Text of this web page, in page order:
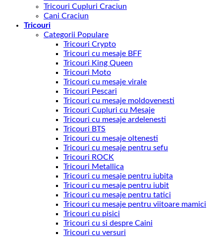
Tricouri Cupluri Craciun
Cani Craciun
Tricouri
Categorii Populare
Tricouri Crypto
Tricouri cu mesaje BFF
Tricouri King Queen
Tricouri Moto
Tricouri cu mesaje virale
Tricouri Pescari
Tricouri cu mesaje moldovenesti
Tricouri Cupluri cu Mesaje
Tricouri cu mesaje ardelenesti
Tricouri BTS
Tricouri cu mesaje oltenesti
Tricouri cu mesaje pentru sefu
Tricouri ROCK
Tricouri Metallica
Tricouri cu mesaje pentru iubita
Tricouri cu mesaje pentru iubit
Tricouri cu mesaje pentru tatici
Tricouri cu mesaje pentru viitoare mamici
Tricouri cu pisici
Tricouri cu si despre Caini
Tricouri cu versuri